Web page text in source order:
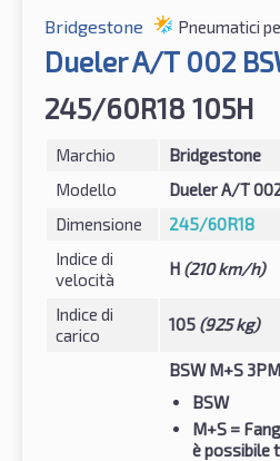
Bridgestone Pneumatici
Dueler A/T 002
245/60R18 105H
Marchio
Bridgestone
Modello
Dueler A/T
Dimensione
245/60R18
Indice di
velocità
H (210 km/h)
Indice di
carico
105 (925 kg)
BSW M+S
BSW
M+S =
è possibile